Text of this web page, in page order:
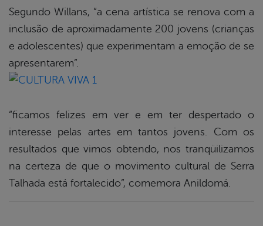
Segundo Willans, “a cena artística se renova com a
inclusão de aproximadamente 200 jovens (crianças
e adolescentes) que experimentam a emoção de se
apresentarem”.
“ficamos felizes em ver e em ter despertado o
interesse pelas artes em tantos jovens. Com os
resultados que vimos obtendo, nos tranqüilizamos
na certeza de que o movimento cultural de Serra
Talhada está fortalecido”, comemora Anildomá.